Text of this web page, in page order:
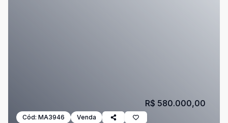
Cód: MA3946 Venda
R$ 580.000,00